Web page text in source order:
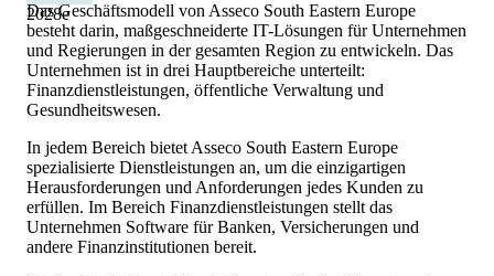
2028e
Das Geschäftsmodell von Asseco South Eastern Europe
besteht darin, maßgeschneiderte IT-Lösungen für Unternehmen
und Regierungen in der gesamten Region zu entwickeln. Das
Unternehmen ist in drei Hauptbereiche unterteilt:
Finanzdienstleistungen, öffentliche Verwaltung und
Gesundheitswesen.
In jedem Bereich bietet Asseco South Eastern Europe
spezialisierte Dienstleistungen an, um die einzigartigen
Herausforderungen und Anforderungen jedes Kunden zu
erfüllen. Im Bereich Finanzdienstleistungen stellt das
Unternehmen Software für Banken, Versicherungen und
andere Finanzinstitutionen bereit.